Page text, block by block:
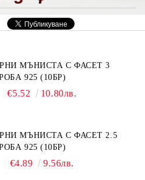
МЪНИСТА С ФАСЕТ 3
ММ, ПРОБА 925 (10БР)
€5.52 10.80лв.
МЪНИСТА С ФАСЕТ 2.5
ММ, ПРОБА 925 (10БР)
€4.89 9.56лв.